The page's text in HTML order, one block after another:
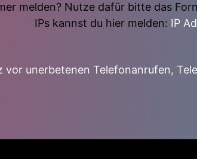
melden? Nutze dafür bitte das
IPs kannst du hier melden: IP
vor unerbetenen Telefonanrufen,